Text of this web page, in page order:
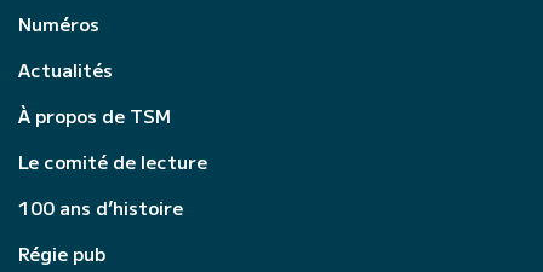
Numéros
Actualités
À propos de TSM
Le comité de lecture
100 ans d’histoire
Régie pub